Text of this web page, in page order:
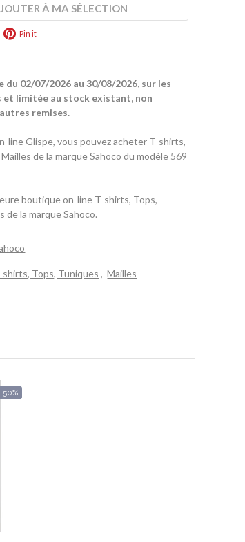
À MA SÉLECTION
Pin it
02/07/2026 au 30/08/2026, sur les
et limitée au stock existant, non
remises.
line Glispe, vous pouvez acheter T-shirts,
de la marque Sahoco du modèle 569
boutique on-line T-shirts, Tops,
de la marque Sahoco.
shirts, Tops, Tuniques ,Mailles
-50%